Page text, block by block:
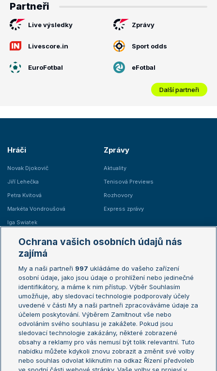
Partneři
Live výsledky Zprávy
Livescore.in Sport odds
EuroFotbal eFotbal
Další partneři
Hráči
Novak Djokovič
Jiří Lehečka
Petra Kvitová
Markéta Vondroušová
Iga Swiatek
Zprávy
Aktuality
Tenisová Previews
Rozhovory
Express zprávy
Žebříčky
Žebříček ATP (muži)
Žebříček WTA (ženy)
Sázkařský žebříček
Australian Open
French Open
Wimbledon
US Open
Turnaj mistrů
Turnaj mistryň
Aktualní trendy
Fotbalové přestupy
Ochrana vašich osobních údajů nás
zajímá
My a naši partneři 997 ukládáme do vašeho zařízení
osobní údaje, jako jsou údaje o prohlížení nebo jedinečné
identifikátory, a máme k nim přístup. Výběr Souhlasím
umožňuje, aby sledovací technologie podporovaly účely
uvedené v části My a naši partneři zpracováváme údaje za
účelem poskytování. Výběrem Zamítnout vše nebo
odvoláním svého souhlasu je zakážete. Pokud jsou
sledovací technologie zakázány, některé zobrazené
obsahy a reklamy pro vás nemusí být tolik relevantní. Tuto
nabídku můžete kdykoli znovu zobrazit a změnit své volby
nebo souhlas odvolat kliknutím na odkaz Řízení předvoleb